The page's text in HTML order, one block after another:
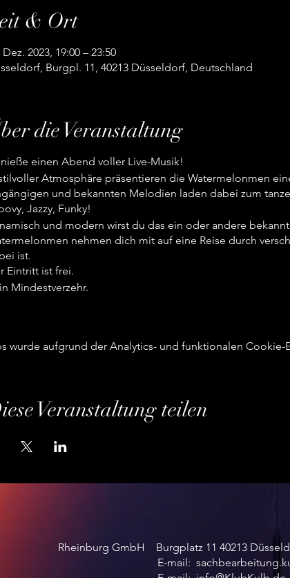
& Ort
Dez. 2023, 19:00 – 23:50
Burgpl. 11, 40213 Düsseldorf, Deutschland
die Veranstaltung
einen Abend voller Live-Musik!
Atmosphäre präsentieren die Watermelonmen
und bekannten Melodien laden dabei zum
Jazzy, Funky!
und modern wirst du das ein oder andere
nehmen dich mit auf eine Reise durch
ist.
Eintritt ist frei.
Mindestverzehr.
wurde aufgrund der Analytics- und funktionalen Cookie-
Veranstaltung teilen
GmbH Burgplatz 11 40213 Düsseldorf
mail: